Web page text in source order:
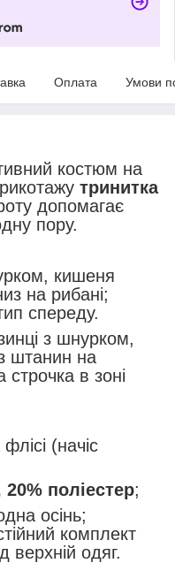
Оплата Умови
костюм на
тринитка
допомагає
пору.
кишеня
на рибані;
спереду.
з шнурком,
штанин на
в зоні
(начіс
поліестер;
осінь;
комплект
верхній одяг.